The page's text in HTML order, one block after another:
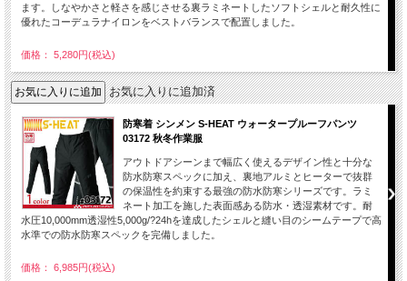
ます。しなやかさと軽さを感じさせる裏ラミネートしたソフトシェルと耐久性に
優れたコーデュラナイロンをベストバランスで配置しました。
価格： 5,280円(税込)
お気に入りに追加済
防寒着 シンメン S-HEAT ウォータープルーフパンツ
03172 秋冬作業服
アウトドアシーンまで幅広く使えるデザイン性と十分な
防水防寒スペックに加え、裏地アルミとヒーターで抜群
の保温性を約束する最強の防水防寒シリーズです。ラミ
ネート加工を施した表面感ある防水・透湿素材です。耐
水圧10,000mm透湿性5,000g/?24hを達成したシェルと縫い目のシームテープで高
水準での防水防寒スペックを完備しました。
価格： 6,985円(税込)